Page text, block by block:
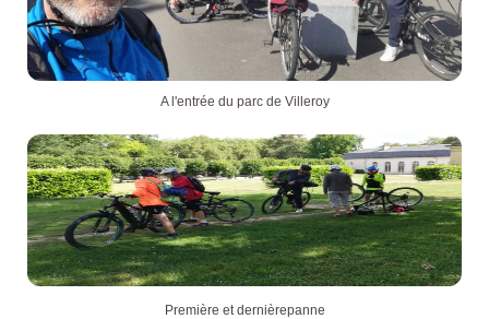
A l'entrée du parc de Villeroy
Première et dernièrepanne